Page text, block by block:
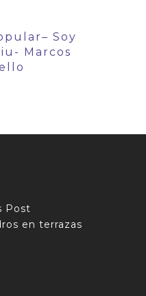
Soy
Marcos
Post
en terrazas